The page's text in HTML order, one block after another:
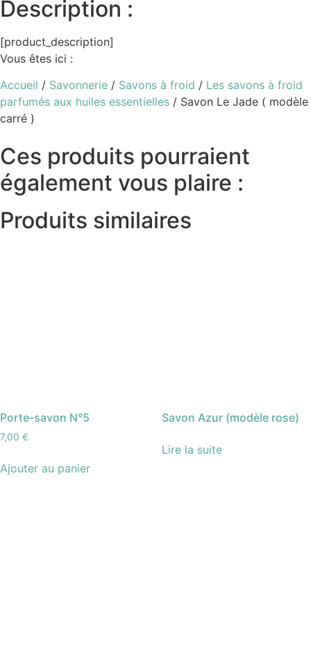
Description :
[product_description]
Vous êtes ici :
Accueil / Savonnerie / Savons à froid / Les savons à froid
parfumés aux huiles essentielles / Savon Le Jade ( modèle
carré )
Ces produits pourraient
également vous plaire :
Produits similaires
Porte-savon N°5
7,00 €
Ajouter au panier
Savon Azur (modèle rose)
Lire la suite